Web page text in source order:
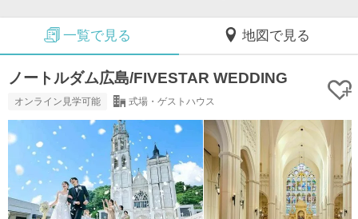
一覧で見る 地図で見る
ノートルダム広島/FIVESTAR WEDDING
オンライン見学可能 式場・ゲストハウス